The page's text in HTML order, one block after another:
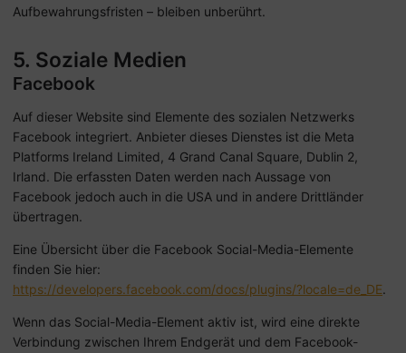
Aufbewahrungsfristen – bleiben unberührt.
5. Soziale Medien
Facebook
Auf dieser Website sind Elemente des sozialen Netzwerks
Facebook integriert. Anbieter dieses Dienstes ist die Meta
Platforms Ireland Limited, 4 Grand Canal Square, Dublin 2,
Irland. Die erfassten Daten werden nach Aussage von
Facebook jedoch auch in die USA und in andere Drittländer
übertragen.
Eine Übersicht über die Facebook Social-Media-Elemente
finden Sie hier:
https://developers.facebook.com/docs/plugins/?locale=de_DE.
Wenn das Social-Media-Element aktiv ist, wird eine direkte
Verbindung zwischen Ihrem Endgerät und dem Facebook-